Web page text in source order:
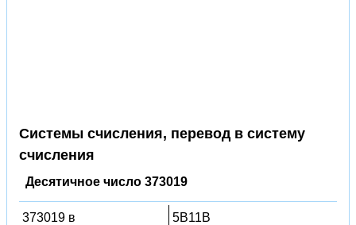
Системы счисления, перевод в систему
счисления
Десятичное число 373019
373019 в
5B11B